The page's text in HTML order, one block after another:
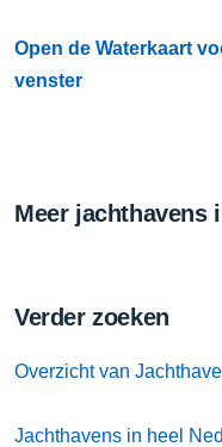
Open de Waterkaart
venster
Meer jachthavens
Verder zoeken
Overzicht van
Jachthavens in heel